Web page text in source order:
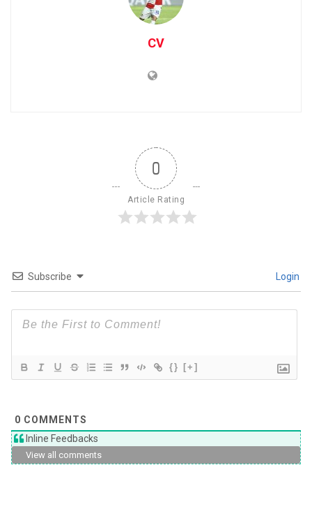
CV
0
Article Rating
Subscribe Login
{} [+]
0 COMMENTS
Inline Feedbacks
View all comments